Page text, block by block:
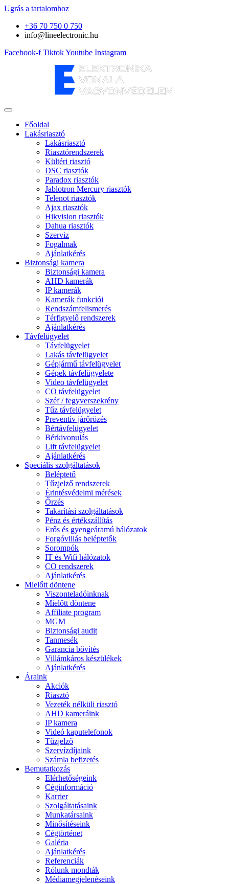
Ugrás a tartalomhoz
+36 70 750 0 750
info@lineelectronic.hu
Facebook-f TiktokYoutube Instagram
Főoldal
Lakásriasztó
Lakásriasztó
Riasztórendszerek
Kültéri riasztó
DSC riasztók
Paradox riasztók
Jablotron Mercury riasztók
Telenot riasztók
Ajax riasztók
Hikvision riasztók
Dahua riasztók
Szerviz
Fogalmak
Ajánlatkérés
Biztonsági kamera
Biztonsági kamera
AHD kamerák
IP kamerák
Kamerák funkciói
Rendszámfelismerés
Térfigyelő rendszerek
Ajánlatkérés
Távfelügyelet
Távfelügyelet
Lakás távfelügyelet
Gépjármű távfelügyelet
Gépek távfelügyelete
Video távfelügyelet
CO távfelügyelet
Széf / fegyverszekrény
Tűz távfelügyelet
Preventív járőrözés
Bértávfelügyelet
Bérkivonulás
Lift távfelügyelet
Ajánlatkérés
Speciális szolgáltatások
Beléptető
Tűzjelző rendszerek
Érintésvédelmi mérések
Őrzés
Takarítási szolgáltatások
Pénz és értékszállítás
Erős és gyengeáramú hálózatok
Forgóvillás beléptetők
Sorompók
IT és Wifi hálózatok
CO rendszerek
Ajánlatkérés
Mielőtt döntene
Viszonteladóinknak
Mielőtt döntene
Affiliate program
MGM
Biztonsági audit
Tanmesék
Garancia bővítés
Villámkáros készülékek
Ajánlatkérés
Áraink
Akciók
Riasztó
Vezeték nélküli riasztó
AHD kameráink
IP kamera
Videó kaputelefonok
Tűzjelző
Szervízdíjaink
Számla befizetés
Bemutatkozás
Elérhetőségeink
Céginformáció
Karrier
Szolgáltatásaink
Munkatársaink
Minősítéseink
Cégtörténet
Galéria
Ajánlatkérés
Referenciák
Rólunk mondták
Médiamegjelenéseink